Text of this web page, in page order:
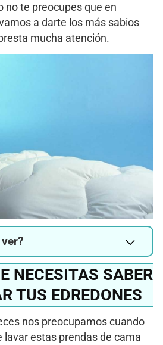
no te preocupes que en
a darte los más sabios
mucha atención.
NECESITAS SABER
TUS EDREDONES
nos preocupamos cuando
lavar estas prendas de cama